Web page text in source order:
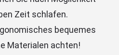
Zeit schlafen.
bequemes
Materialen achten!